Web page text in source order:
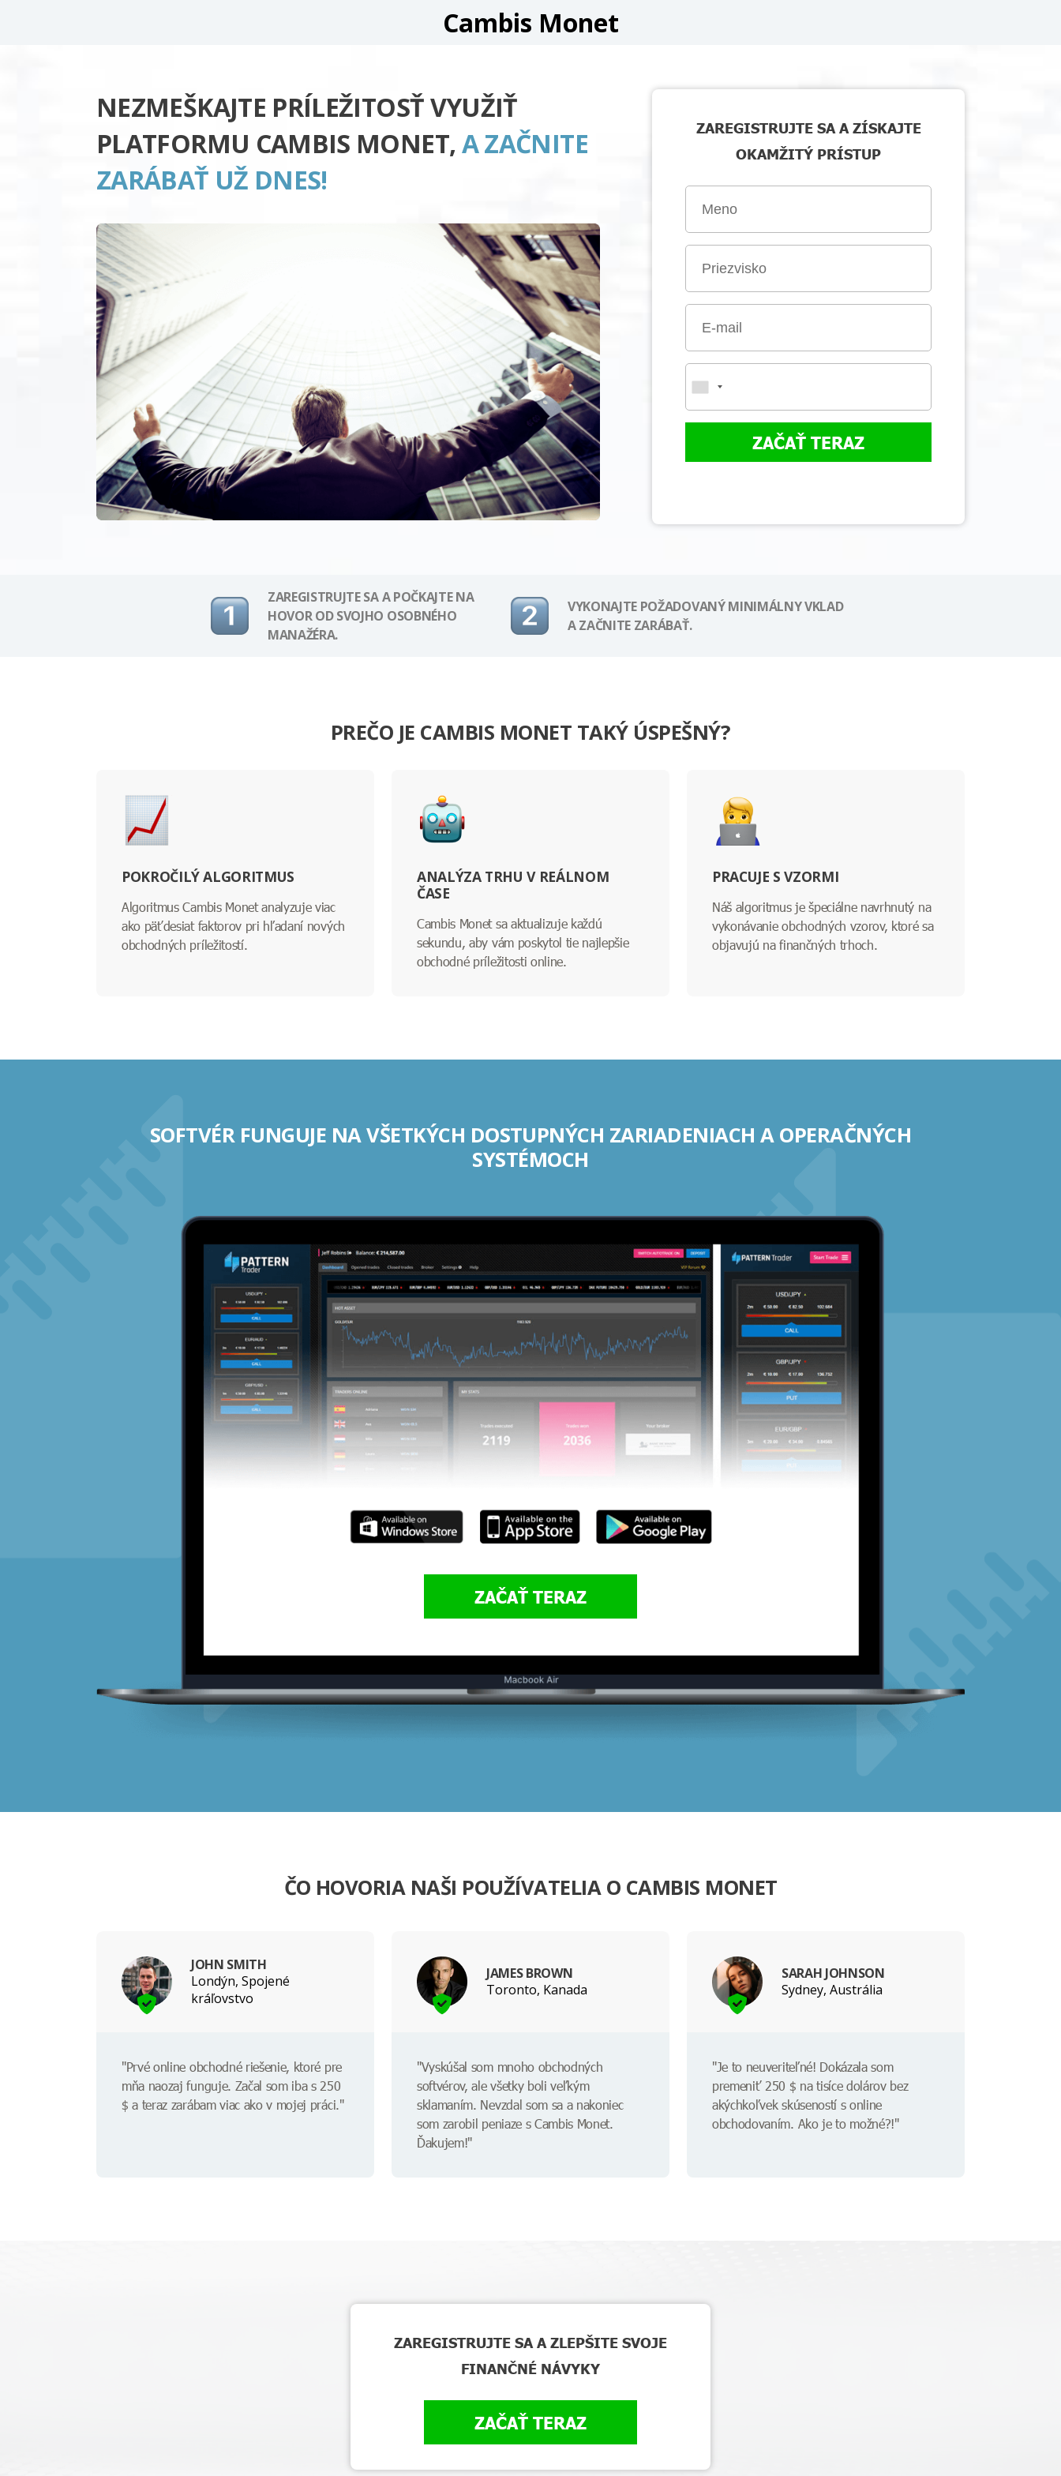
Cambis Monet
NEZMEŠKAJTE PRÍLEŽITOSŤ VYUŽIŤ
PLATFORMU CAMBIS MONET, A ZAČNITE
ZARÁBAŤ UŽ DNES!
ZAREGISTRUJTE SA A ZÍSKAJTE
OKAMŽITÝ PRÍSTUP
ZAČAŤ TERAZ
ZAREGISTRUJTE SA A POČKAJTE NA
HOVOR OD SVOJHO OSOBNÉHO
MANAŽÉRA.
VYKONAJTE POŽADOVANÝ MINIMÁLNY VKLAD
A ZAČNITE ZARÁBAŤ.
PREČO JE CAMBIS MONET TAKÝ ÚSPEŠNÝ?
POKROČILÝ ALGORITMUS
Algoritmus Cambis Monet analyzuje viac
ako päťdesiat faktorov pri hľadaní nových
obchodných príležitostí.
ANALÝZA TRHU V REÁLNOM
ČASE
Cambis Monet sa aktualizuje každú
sekundu, aby vám poskytol tie najlepšie
obchodné príležitosti online.
PRACUJE S VZORMI
Náš algoritmus je špeciálne navrhnutý na
vykonávanie obchodných vzorov, ktoré sa
objavujú na finančných trhoch.
SOFTVÉR FUNGUJE NA VŠETKÝCH DOSTUPNÝCH ZARIADENIACH A OPERAČNÝCH
SYSTÉMOCH
ZAČAŤ TERAZ
ČO HOVORIA NAŠI POUŽÍVATELIA O CAMBIS MONET
JOHN SMITH
Londýn, Spojené
kráľovstvo
"Prvé online obchodné riešenie, ktoré pre
mňa naozaj funguje. Začal som iba s 250
$ a teraz zarábam viac ako v mojej práci."
JAMES BROWN
Toronto, Kanada
"Vyskúšal som mnoho obchodných
softvérov, ale všetky boli veľkým
sklamaním. Nevzdal som sa a nakoniec
som zarobil peniaze s Cambis Monet.
Ďakujem!"
SARAH JOHNSON
Sydney, Austrália
"Je to neuveriteľné! Dokázala som
premeniť 250 $ na tisíce dolárov bez
akýchkoľvek skúseností s online
obchodovaním. Ako je to možné?!"
ZAREGISTRUJTE SA A ZLEPŠITE SVOJE
FINANČNÉ NÁVYKY
ZAČAŤ TERAZ